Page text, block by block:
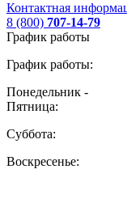
Контактная
8 (800) 707-14-79
График работы
График работы:
Понедельник -
Пятница:
Суббота:
Воскресенье: